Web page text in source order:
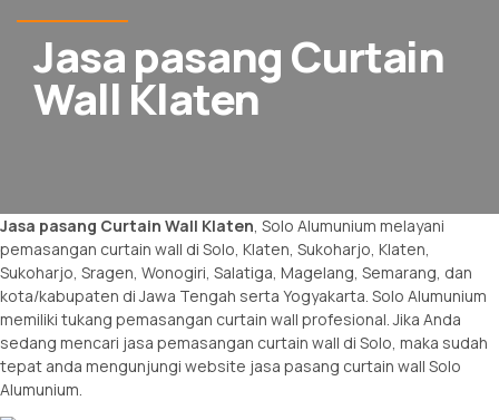
Jasa pasang Curtain
Wall Klaten
Jasa pasang Curtain Wall Klaten , Solo Alumunium melayani
pemasangan curtain wall di Solo, Klaten, Sukoharjo, Klaten,
Sukoharjo, Sragen, Wonogiri, Salatiga, Magelang, Semarang, dan
kota/kabupaten di Jawa Tengah serta Yogyakarta. Solo Alumunium
memiliki tukang pemasangan curtain wall profesional. Jika Anda
sedang mencari jasa pemasangan curtain wall di Solo, maka sudah
tepat anda mengunjungi website jasa pasang curtain wall Solo
Alumunium.